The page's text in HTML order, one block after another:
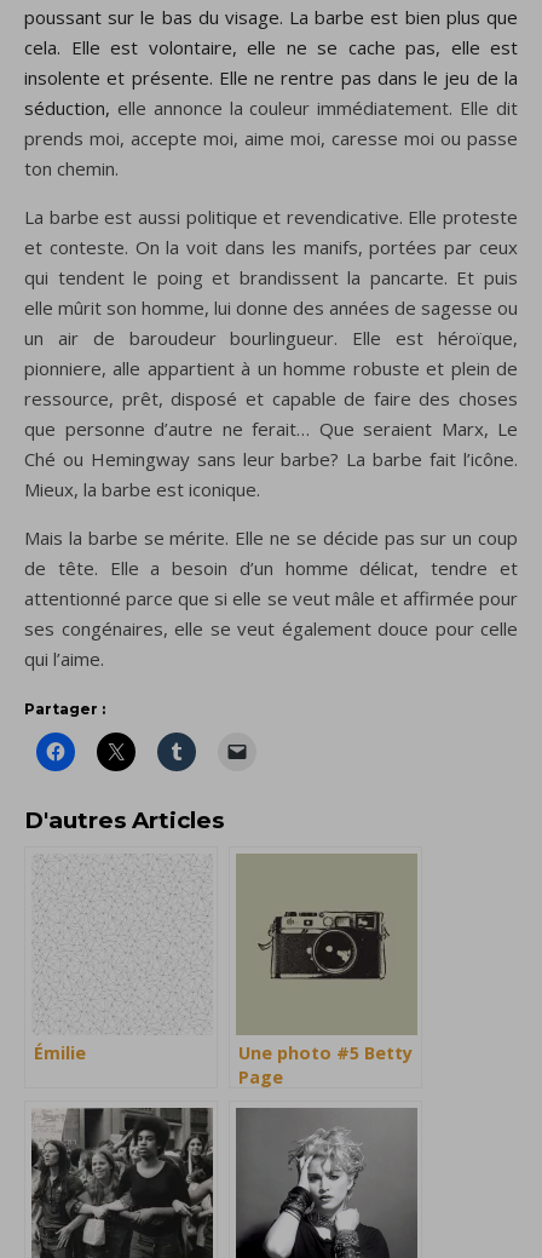
poussant sur le bas du visage. La barbe est bien plus que
cela. Elle est volontaire, elle ne se cache pas, elle est
insolente et présente. Elle ne rentre pas dans le jeu de la
séduction, elle annonce la couleur immédiatement. Elle dit
prends moi, accepte moi, aime moi, caresse moi ou passe
ton chemin.
La barbe est aussi politique et revendicative. Elle proteste
et conteste. On la voit dans les manifs, portées par ceux
qui tendent le poing et brandissent la pancarte. Et puis
elle mûrit son homme, lui donne des années de sagesse ou
un air de baroudeur bourlingueur. Elle est héroïque,
pionniere, alle appartient à un homme robuste et plein de
ressource, prêt, disposé et capable de faire des choses
que personne d’autre ne ferait… Que seraient Marx, Le
Ché ou Hemingway sans leur barbe? La barbe fait l’icône.
Mieux, la barbe est iconique.
Mais la barbe se mérite. Elle ne se décide pas sur un coup
de tête. Elle a besoin d’un homme délicat, tendre et
attentionné parce que si elle se veut mâle et affirmée pour
ses congénaires, elle se veut également douce pour celle
qui l’aime.
Partager :
D'autres Articles
Émilie
Une photo #5 Betty
Page